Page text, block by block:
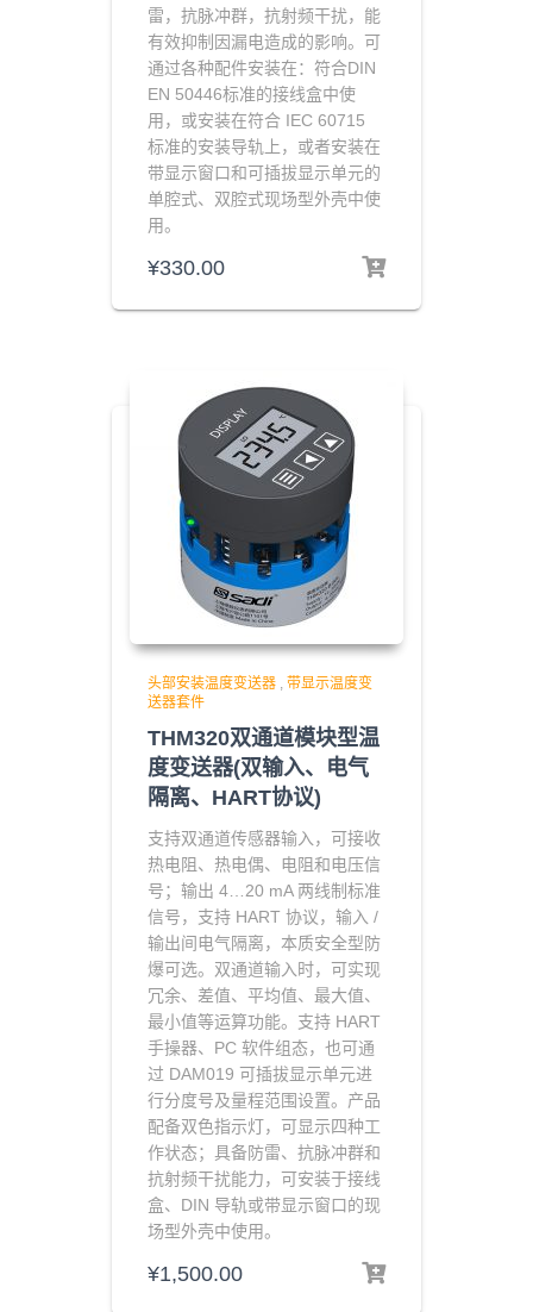
雷，抗脉冲群，抗射频干扰，能
有效抑制因漏电造成的影响。 可
通过各种配件安装在：符合DIN
EN 50446标准的接线盒中使
用，或安装在符合 IEC 60715
标准的安装导轨上，或者安装在
带显示窗口和可插拔显示单元的
单腔式、双腔式现场型外壳中使
用。
¥330.00
头部安装温度变送器 , 带显示温度变
送器套件
THM320双通道模块型温
度变送器(双输入、电气
隔离、HART协议)
支持双通道传感器输入，可接收
热电阻、热电偶、电阻和电压信
号；输出 4…20 mA 两线制标准
信号，支持 HART 协议，输入 /
输出间电气隔离，本质安全型防
爆可选。双通道输入时，可实现
冗余、差值、平均值、最大值、
最小值等运算功能。支持 HART
手操器、PC 软件组态，也可通
过 DAM019 可插拔显示单元进
行分度号及量程范围设置。产品
配备双色指示灯，可显示四种工
作状态；具备防雷、抗脉冲群和
抗射频干扰能力，可安装于接线
盒、DIN 导轨或带显示窗口的现
场型外壳中使用。
¥1,500.00